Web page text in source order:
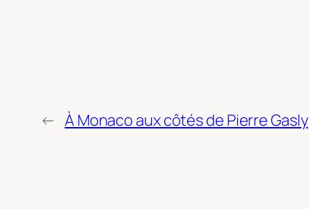
← À Monaco aux côtés de Pierre Gasly